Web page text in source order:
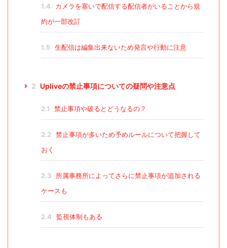
1.4
カメラを塞いで配信する配信者がいることから規
約が一部改訂
1.5 生配信は編集出来ないため発言や行動に注意
2 Upliveの禁止事項についての疑問や注意点
2.1 禁止事項や破るとどうなるの？
2.2
禁止事項が多いため予めルールについて把握して
おく
2.3
所属事務所によってさらに禁止事項が追加される
ケースも
2.4 監視体制もある